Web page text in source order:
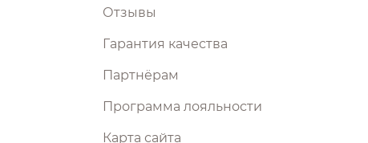
Отзывы
Гарантия качества
Партнёрам
Программа лояльности
Карта сайта